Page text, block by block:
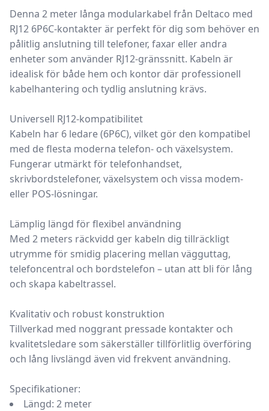
Denna 2 meter långa modularkabel från Deltaco med
RJ12 6P6C-kontakter är perfekt för dig som behöver en
pålitlig anslutning till telefoner, faxar eller andra
enheter som använder RJ12-gränssnitt. Kabeln är
idealisk för både hem och kontor där professionell
kabelhantering och tydlig anslutning krävs.
Universell RJ12-kompatibilitet
Kabeln har 6 ledare (6P6C), vilket gör den kompatibel
med de flesta moderna telefon- och växelsystem.
Fungerar utmärkt för telefonhandset,
skrivbordstelefoner, växelsystem och vissa modem-
eller POS-lösningar.
Lämplig längd för flexibel användning
Med 2 meters räckvidd ger kabeln dig tillräckligt
utrymme för smidig placering mellan vägguttag,
telefoncentral och bordstelefon – utan att bli för lång
och skapa kabeltrassel.
Kvalitativ och robust konstruktion
Tillverkad med noggrant pressade kontakter och
kvalitetsledare som säkerställer tillförlitlig överföring
och lång livslängd även vid frekvent användning.
Specifikationer:
Längd: 2 meter